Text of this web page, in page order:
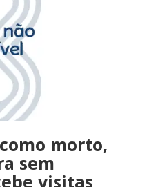
morto,
sem
visitas